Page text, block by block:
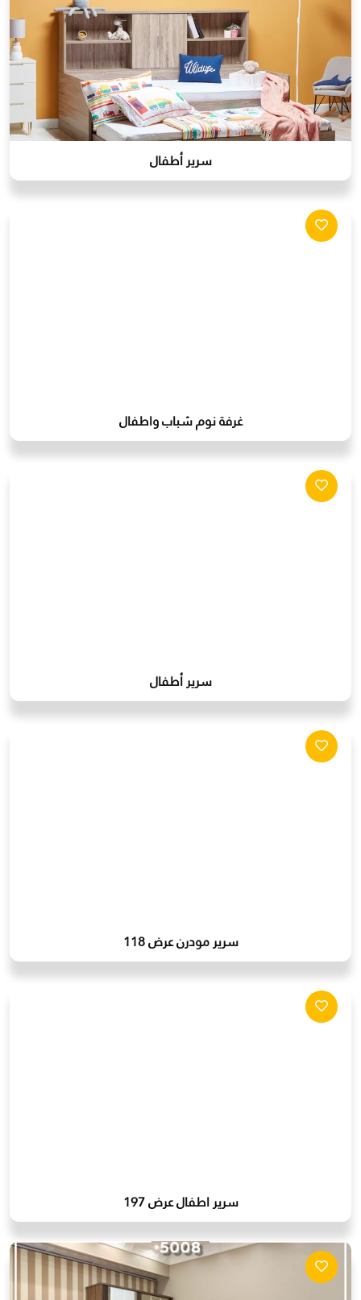
سرير أطفال
غرفة نوم شباب واطفال
سرير أطفال
سرير مودرن عرض 118
سرير اطفال عرض 197